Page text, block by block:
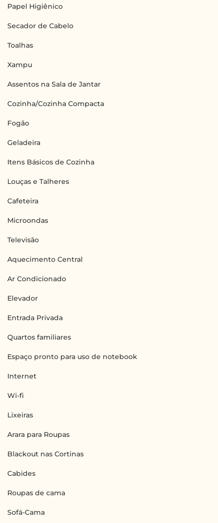
Papel Higiênico
Secador de Cabelo
Toalhas
Xampu
Assentos na Sala de Jantar
Cozinha/Cozinha Compacta
Fogão
Geladeira
Itens Básicos de Cozinha
Louças e Talheres
Cafeteira
Microondas
Televisão
Aquecimento Central
Ar Condicionado
Elevador
Entrada Privada
Quartos familiares
Espaço pronto para uso de notebook
Internet
Wi-fi
Lixeiras
Arara para Roupas
Blackout nas Cortinas
Cabides
Roupas de cama
Sofá-Cama